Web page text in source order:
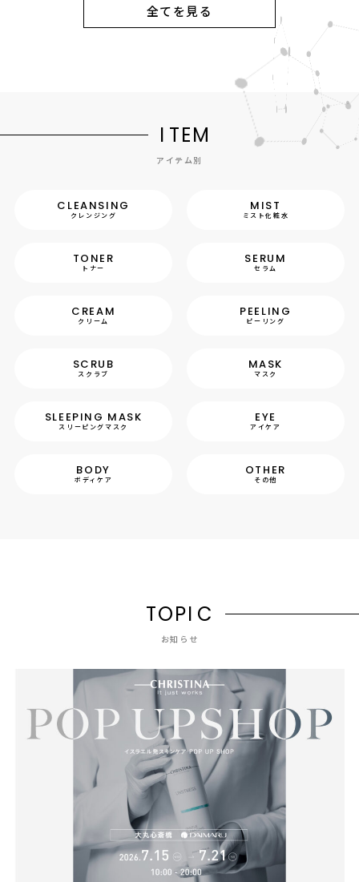
全てを見る
I TEM
アイテム別
CLEANSING
クレンジング
MIST
ミスト化粧水
TONER
トナー
SERUM
セラム
CREAM
クリーム
PEELING
ピーリング
SCRUB
スクラブ
MASK
マスク
SLEEPING MASK
スリーピングマスク
EYE
アイケア
BODY
ボディケア
OTHER
その他
TOPI C
お知らせ